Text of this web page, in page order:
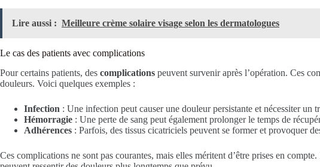
Lire aussi : Meilleure crème solaire visage selon les dermatologues
Le cas des patients avec complications
Pour certains patients, des complications peuvent survenir après l’opération. Ces
douleurs. Voici quelques exemples :
Infection : Une infection peut causer une douleur persistante et nécessiter un
Hémorragie : Une perte de sang peut également prolonger le temps de
Adhérences : Parfois, des tissus cicatriciels peuvent se former et provoquer
Ces complications ne sont pas courantes, mais elles méritent d’être prises en